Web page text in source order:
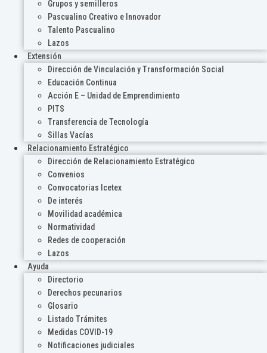
Grupos y semilleros
Pascualino Creativo e Innovador
Talento Pascualino
Lazos
Extensión
Dirección de Vinculación y Transformación Social
Educación Continua
Acción E – Unidad de Emprendimiento
PITS
Transferencia de Tecnología
Sillas Vacías
Relacionamiento Estratégico
Dirección de Relacionamiento Estratégico
Convenios
Convocatorias Icetex
De interés
Movilidad académica
Normatividad
Redes de cooperación
Lazos
Ayuda
Directorio
Derechos pecunarios
Glosario
Listado Trámites
Medidas COVID-19
Notificaciones judiciales